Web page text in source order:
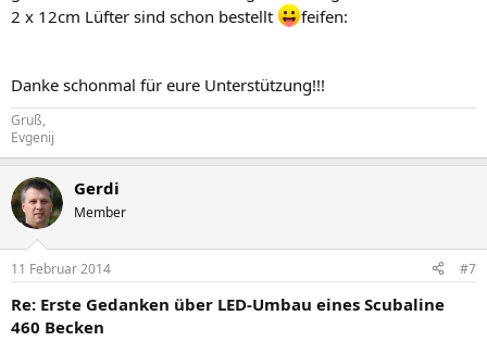
2 x 12cm Lüfter sind schon bestellt
feifen:
Danke schonmal für eure Unterstützung!!!
Gruß,
Evgenij
Gerdi
Member
11 Februar 2014 #7
Re: Erste Gedanken über LED-Umbau eines Scubaline
460 Becken